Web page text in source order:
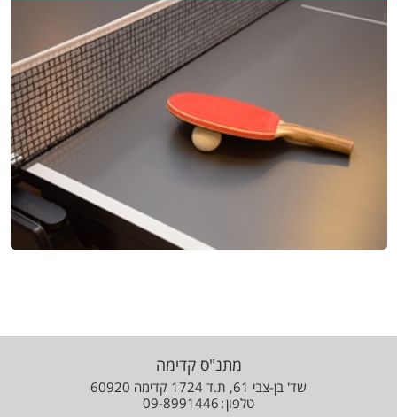
מתנ"ס קדימה
שד' בן-צבי 61, ת.ד 1724 קדימה 60920
טלפון 09-8991446